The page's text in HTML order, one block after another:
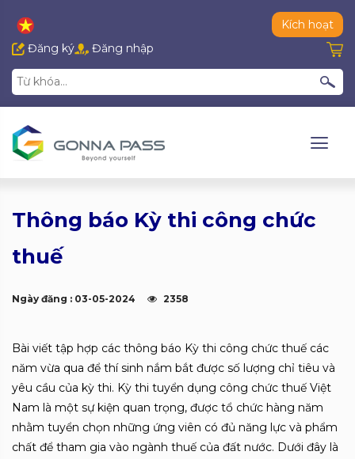
Kích hoạt
Đăng ký
Đăng nhập
Thông báo Kỳ thi công chức
thuế
Ngày đăng : 03-05-2024 2358
Bài viết tập hợp các thông báo Kỳ thi công chức thuế các
năm vừa qua để thí sinh nắm bắt được số lượng chỉ tiêu và
yêu cầu của kỳ thi. Kỳ thi tuyển dụng công chức thuế Việt
Nam là một sự kiện quan trọng, được tổ chức hàng năm
nhằm tuyển chọn những ứng viên có đủ năng lực và phẩm
chất để tham gia vào ngành thuế của đất nước. Dưới đây là